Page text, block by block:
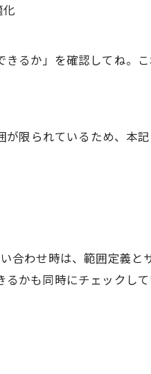
るか」を確認してね。
限られているため、本
合わせ時は、範囲定義
かも同時にチェックして